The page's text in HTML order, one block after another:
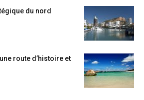
du nord
route d’histoire et